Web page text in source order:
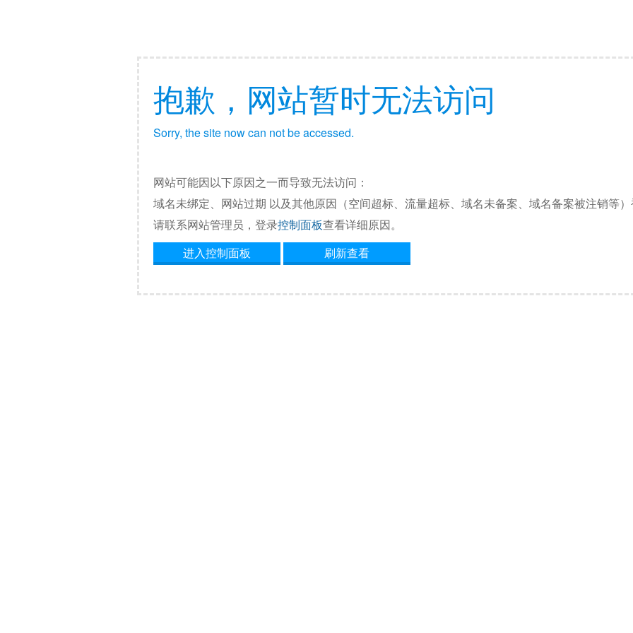
抱歉，网站暂时无法访问
Sorry, the site now can not be accessed.
网站可能因以下原因之一而导致无法访问：
域名未绑定、网站过期 以及其他原因（空间超标、流量超标、域名未备案、域名备案被注销等）
请联系网站管理员，登录控制面板查看详细原因。
进入控制面板
刷新查看